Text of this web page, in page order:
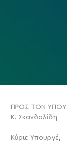
ΠΡΟΣ ΤΟΝ
Κ. Σκανδαλίδη
Κύριε Υπουργέ,